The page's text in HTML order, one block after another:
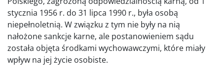
stycznia 1956 r. do 31 lipca 1990 r., była osobą
niepełnoletnią. W związku z tym nie były na nią
nałożone sankcje karne, ale postanowieniem sądu
została objęta środkami wychowawczymi, które miały
wpływ na jej życie osobiste.